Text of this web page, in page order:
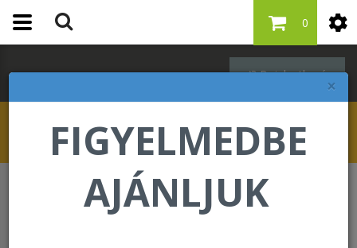
×
FIGYELMEDBE
AJÁNLJUK
Bejelentkezés
0
Étrend-kiegészítők Forever iVision